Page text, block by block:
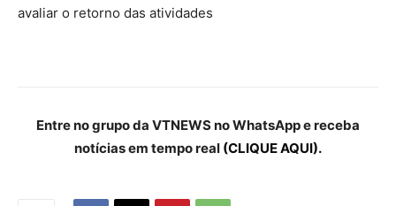
avaliar o retorno das atividades
Entre no grupo da VTNEWS no WhatsApp e receba
notícias em tempo real (CLIQUE AQUI).